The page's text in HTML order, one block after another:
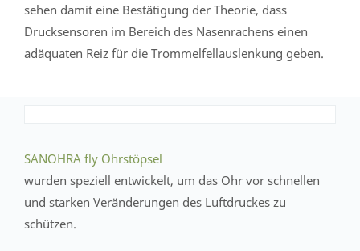
sehen damit eine Bestätigung der Theorie, dass
Drucksensoren im Bereich des Nasenrachens einen
adäquaten Reiz für die Trommelfellauslenkung geben.
SANOHRA fly Ohrstöpsel
wurden speziell entwickelt, um das Ohr vor schnellen
und starken Veränderungen des Luftdruckes zu
schützen.